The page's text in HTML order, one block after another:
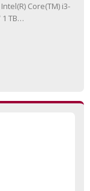
Core(TM) i3-
1 TB…